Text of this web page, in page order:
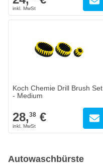
Koch Chemie Drill Brush Set
- Medium
28,38 €
Autowaschbürste